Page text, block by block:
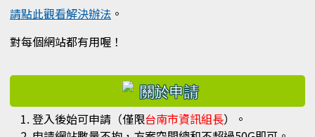
請點此觀看解決辦法 。
對每個網站都有用喔！
右邊區域內容
登入後始可申請（僅限台南市資訊組長）。